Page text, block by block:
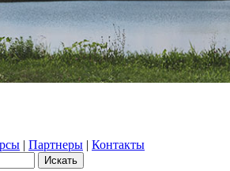
| Партнеры | Контакты